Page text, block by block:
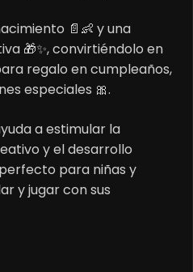
📄👶 y una
🎁✨, convirtiéndolo en
regalo en cumpleaños,
especiales 🎀.
a estimular la
y el desarrollo
para niñas y
y jugar con sus